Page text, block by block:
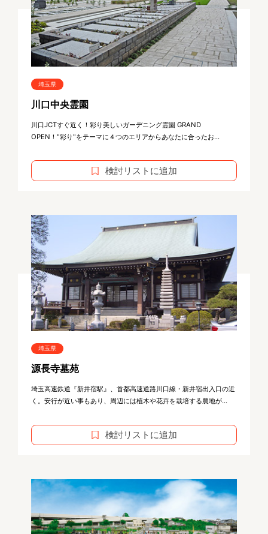
埼玉県
川口中央霊園
川口JCTすぐ近く！彩り美しいガーデニング霊園 GRAND
OPEN！"彩り"をテーマに４つのエリアからあなたに合ったお...
検討リストに追加
埼玉県
源長寺墓苑
埼玉高速鉄道『新井宿駅』、首都高速道路川口線・新井宿出入口の近
く。安行が近い事もあり、周辺には植木や花卉を栽培する農地が...
検討リストに追加